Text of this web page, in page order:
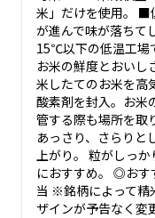
米」だけを使用。 ■
が進んで味が落ちて
15℃以下の低温工場
お米の鮮度とおい
米したてのお米を高
酸素剤を封入。お米
管する際も場所を
あっさり、さらりと
上がり。 粒がしっ
におすすめ。 ◎おす
当 ※銘柄によって精
ザインが予告なく変